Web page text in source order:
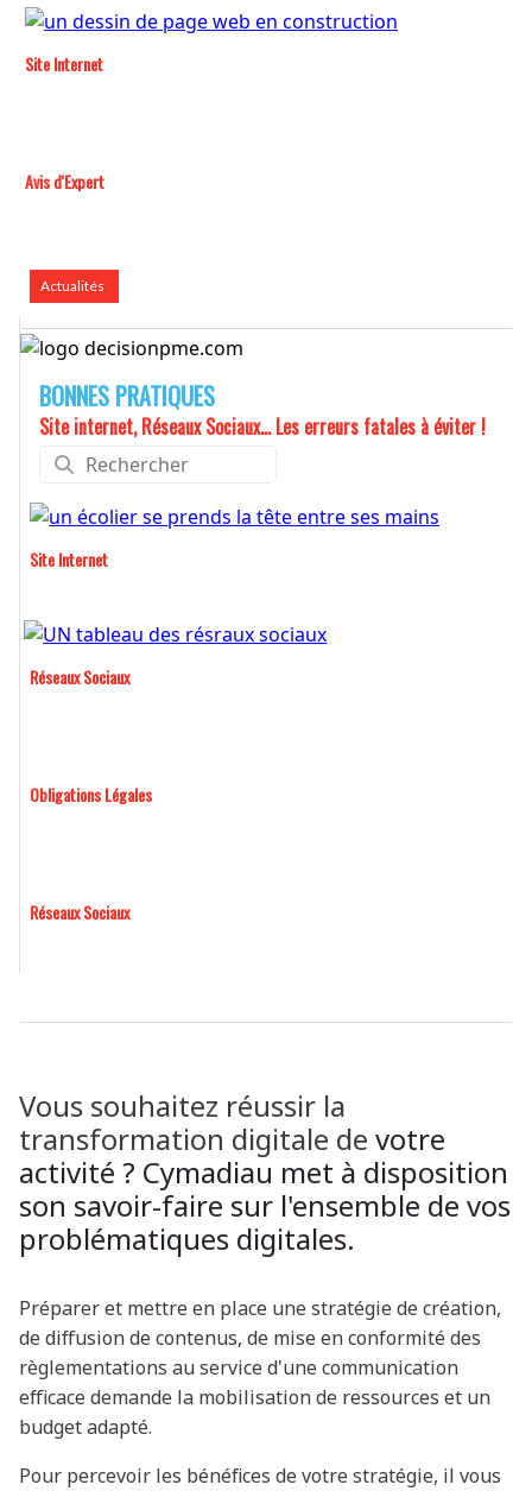
Site Internet
Avis d'Expert
Actualités
BONNES PRATIQUES
Site internet, Réseaux Sociaux... Les erreurs fatales à éviter !
Site Internet
Réseaux Sociaux
Obligations Légales
Réseaux Sociaux
Vous souhaitez réussir la
transformation digitale de votre
activité ? Cymadiau met à disposition
son savoir-faire sur l'ensemble de vos
problématiques digitales.
Préparer et mettre en place une stratégie de création,
de diffusion de contenus, de mise en conformité des
règlementations au service d'une communication
efficace demande la mobilisation de ressources et un
budget adapté.
Pour percevoir les bénéfices de votre stratégie, il vous